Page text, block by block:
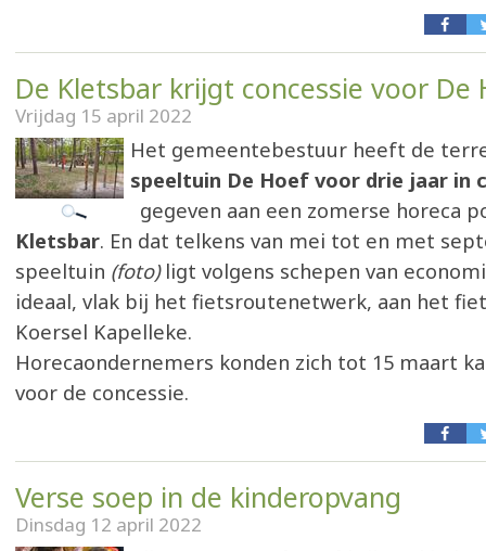
De Kletsbar krijgt concessie voor De
Vrijdag 15 april 2022
Het gemeentebestuur heeft de
speeltuin De Hoef voor drie jaar in
gegeven aan een zomerse horeca
Kletsbar. En dat telkens van mei tot en met
speeltuin (foto)ligt volgens schepen van
ideaal, vlak bij het fietsroutenetwerk, aan het
Koersel Kapelleke.
Horecaondernemers konden zich tot 15 maart
voor de concessie.
Verse soep in de kinderopvang
Dinsdag 12 april 2022